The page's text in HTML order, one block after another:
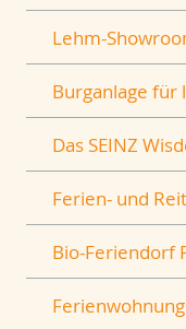
Lehm-
Burganlage für
Das SEINZ
Ferien- und
Bio-Feriendorf